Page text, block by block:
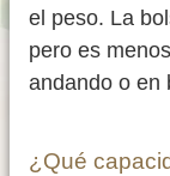
el peso. La
pero es
andando o en
¿Qué